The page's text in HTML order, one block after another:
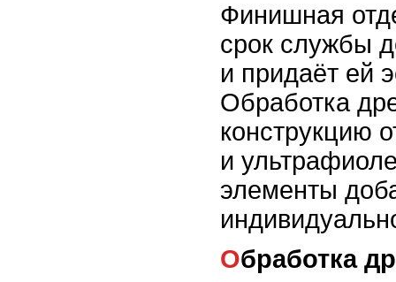
Финишная
срок службы
и придаёт ей
Обработка
конструкцию
и
элементы
Обработка